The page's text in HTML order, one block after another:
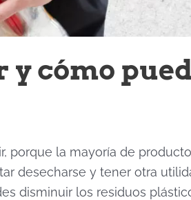
y cómo
porque la mayoría de
desecharse y tener otra
disminuir los residuos